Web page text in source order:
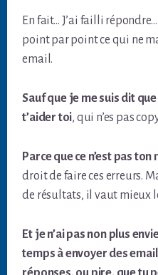
En fait… J’ai failli
point par point ce qui ne
email.
Sauf que je me suis dit
t’aider toi, qui n’es pas
Parce que ce n’est pas ton
droit de faire ces erreurs.
de résultats, il vaut mieux
Et je n’ai pas non plus
temps à envoyer des